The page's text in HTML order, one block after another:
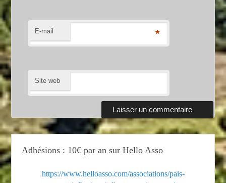
E-mail *
Site web
Adhésions : 10€ par an sur Hello Asso
https://www.helloasso.com/associations/pais-